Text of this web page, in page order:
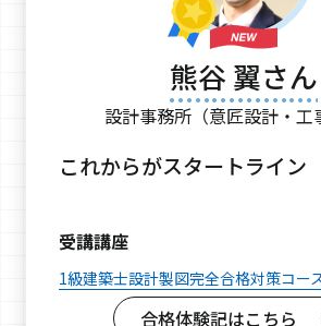
熊谷 翼さん
設計事務所（意匠設計・工
これからがスタートライン
受講講座
1級建築士設計製図完全合格対策コー
合格体験記はこちら